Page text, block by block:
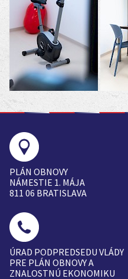
PLÁN OBNOVY
NÁMESTIE 1. MÁJA
811 06 BRATISLAVA
ÚRAD PODPREDSEDU VLÁDY
PRE PLÁN OBNOVY A
ZNALOSTNÚ EKONOMIKU